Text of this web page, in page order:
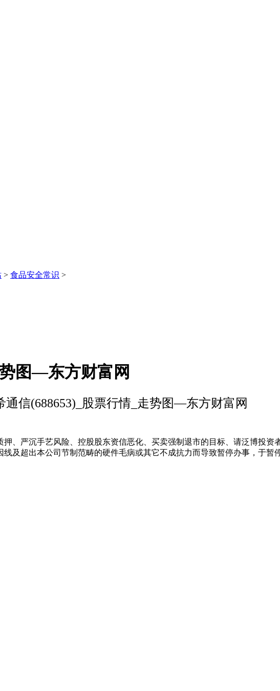
> 食品安全常识 >
图—东方财富网
通信(688653)_股票行情_走势图—东方财富网
严沉手艺风险、控股股东资信恶化、买卖强制退市的目标、请泛博投资
及超出本公司节制范畴的硬件毛病或其它不成抗力而导致暂停办事，于